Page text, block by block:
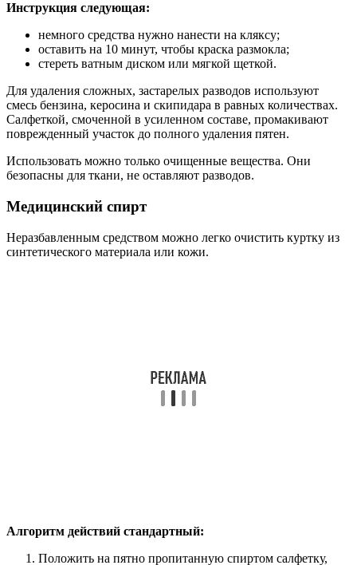
Инструкция следующая:
немного средства нужно нанести на кляксу;
оставить на 10 минут, чтобы краска размокла;
стереть ватным диском или мягкой щеткой.
Для удаления сложных, застарелых разводов используют
смесь бензина, керосина и скипидара в равных количествах.
Салфеткой, смоченной в усиленном составе, промакивают
поврежденный участок до полного удаления пятен.
Использовать можно только очищенные вещества. Они
безопасны для ткани, не оставляют разводов.
Медицинский спирт
Неразбавленным средством можно легко очистить куртку из
синтетического материала или кожи.
Алгоритм действий стандартный:
Положить на пятно пропитанную спиртом салфетку,